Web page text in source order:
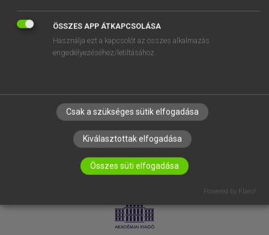
RÓLUNK
ELÉRHETŐSÉG
SÜTI BEÁLLÍTÁSOK
LICENCSZERZŐDÉS ADATVÉDELEM
ÖSSZES APP ÁTKAPCSOLÁSA
Használja ezt a kapcsolót az összes alkalmazás
engedélyezéséhez/letiltásához.
Csak a szükséges sütik elfogadása
Kiválasztottak elfogadása
Összes süti elfogadása
Powered by Klaro!